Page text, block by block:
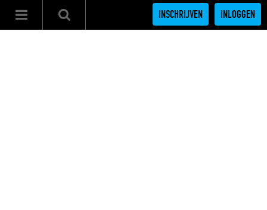
INSCHRIJVEN INLOGGEN